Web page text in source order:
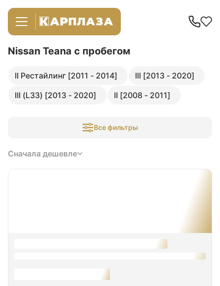
Nissan Teana с пробегом
II Рестайлинг [2011 - 2014]
III [2013 - 2020]
III (L33) [2013 - 2020]
II [2008 - 2011]
Все фильтры
Сначала дешевле